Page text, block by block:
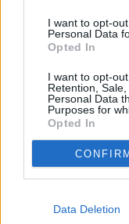
I want to opt-
Personal Data
Opted In
I want to opt-
Retention,
Personal Data
Purposes for
Opted In
Data Deletion